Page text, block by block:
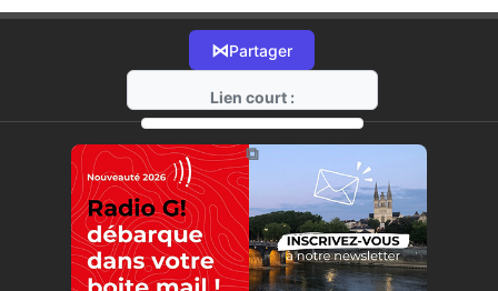
⋈Partager
Lien court :
https://radio-g.fr?22408
⧉